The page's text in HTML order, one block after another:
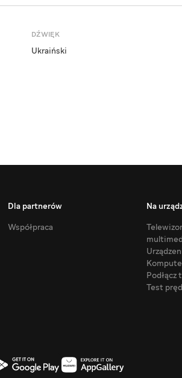
DŹWIĘK
Ukraiński
Dla partnerów
Współpraca
Na
Podłącz
Test